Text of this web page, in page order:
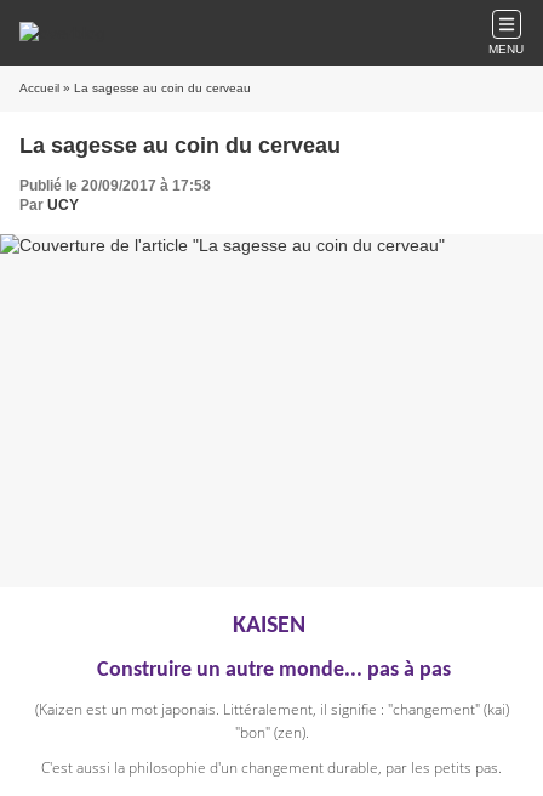
MENU
Accueil » La sagesse au coin du cerveau
La sagesse au coin du cerveau
Publié le 20/09/2017 à 17:58
Par UCY
KAISEN
Construire un autre monde... pas à pas
(Kaizen est un mot japonais. Littéralement, il signifie : "changement" (kai)
"bon" (zen).
C'est aussi la philosophie d'un changement durable, par les petits pas.